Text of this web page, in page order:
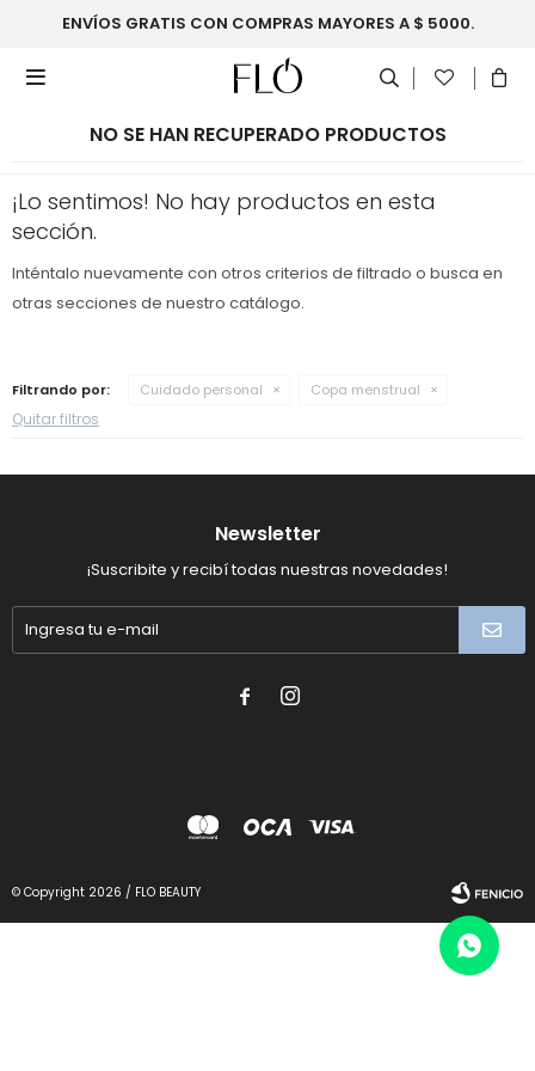
ENVÍOS GRATIS CON COMPRAS MAYORES A $ 5000.

NO SE HAN RECUPERADO PRODUCTOS
¡Lo sentimos! No hay productos en esta
sección.
Inténtalo nuevamente con otros criterios de filtrado o busca en
otras secciones de nuestro catálogo.
Filtrando por: Cuidado personal Copa menstrual
Quitar filtros
Newsletter
¡Suscribite y recibí todas nuestras novedades!
 
© Copyright 2026 / FLO BEAUTY